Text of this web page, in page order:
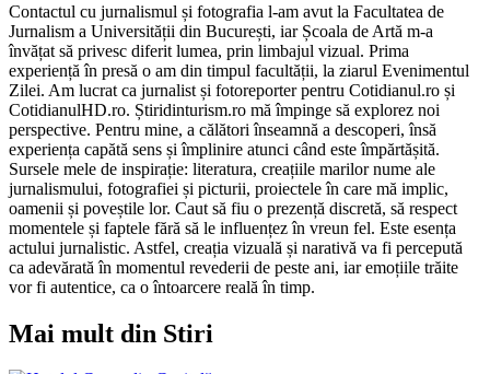
Contactul cu jurnalismul și fotografia l-am avut la Facultatea de
Jurnalism a Universității din București, iar Școala de Artă m-a
învățat să privesc diferit lumea, prin limbajul vizual. Prima
experiență în presă o am din timpul facultății, la ziarul Evenimentul
Zilei. Am lucrat ca jurnalist și fotoreporter pentru Cotidianul.ro și
CotidianulHD.ro. Știridinturism.ro mă împinge să explorez noi
perspective. Pentru mine, a călători înseamnă a descoperi, însă
experiența capătă sens și împlinire atunci când este împărtășită.
Sursele mele de inspirație: literatura, creațiile marilor nume ale
jurnalismului, fotografiei și picturii, proiectele în care mă implic,
oamenii și poveștile lor. Caut să fiu o prezență discretă, să respect
momentele și faptele fără să le influențez în vreun fel. Este esența
actului jurnalistic. Astfel, creația vizuală și narativă va fi percepută
ca adevărată în momentul revederii de peste ani, iar emoțiile trăite
vor fi autentice, ca o întoarcere reală în timp.
Mai mult din Stiri